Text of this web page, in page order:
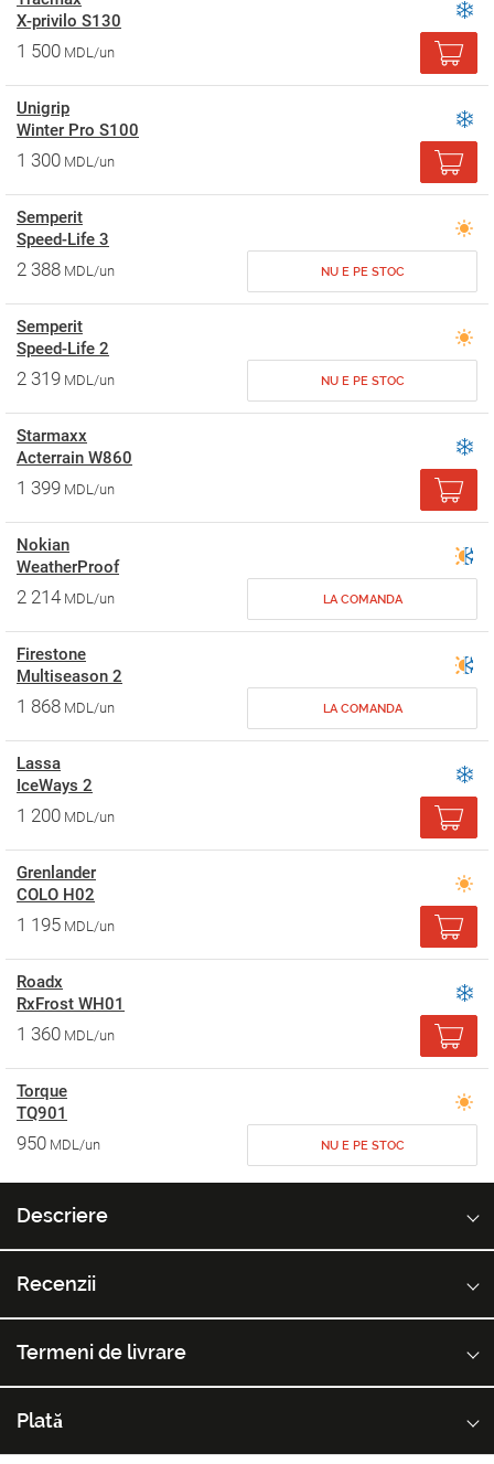
X-privilo S130
1 500 MDL/un
Unigrip
Winter Pro S100
1 300 MDL/un
Semperit
Speed-Life 3
2 388 MDL/un NU E PE STOC
Semperit
Speed-Life 2
2 319 MDL/un NU E PE STOC
Starmaxx
Acterrain W860
1 399 MDL/un
Nokian
WeatherProof
2 214 MDL/un LA COMANDA
Firestone
Multiseason 2
1 868 MDL/un LA COMANDA
Lassa
IceWays 2
1 200 MDL/un
Grenlander
COLO H02
1 195 MDL/un
Roadx
RxFrost WH01
1 360 MDL/un
Torque
TQ901
950 MDL/un NU E PE STOC
Descriere
Recenzii
Termeni de livrare
Plată